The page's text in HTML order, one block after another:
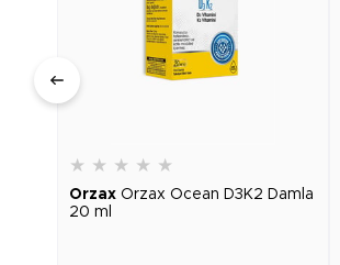
★ ★ ★ ★ ★
Orzax Orzax Ocean D3K2 Damla
20 ml